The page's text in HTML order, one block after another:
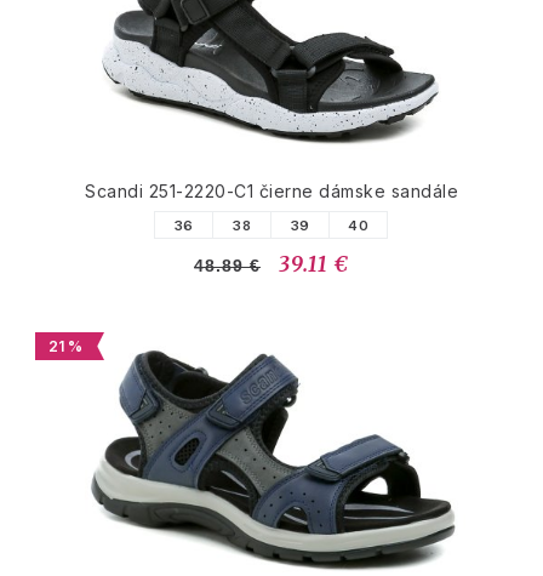
Scandi 251-2220-C1 čierne dámske sandále
36 38 39 40
48.89 € 39.11 €
21 %